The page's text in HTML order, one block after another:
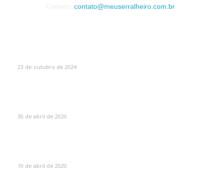
contato@meuserralheiro.com.br
23 de outubro de 2024
30 de abril de 2020
10 de abril de 2020